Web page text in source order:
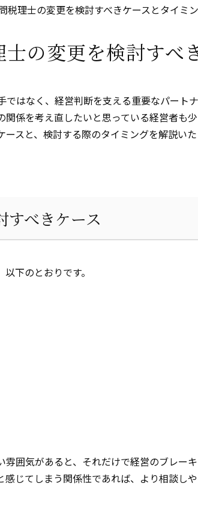
税理士の変更を検討すべきケースとタイミ
士の変更を検討すべ
はなく、経営判断を支える重要なパートナ
係を考え直したいと思っている経営者も少
スと、検討する際のタイミングを解説いた
すべきケース
下のとおりです。
囲気があると、それだけで経営のブレーキ
感じてしまう関係性であれば、より相談し